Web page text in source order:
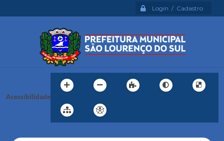
Login / Cadastro
Acessibilidade